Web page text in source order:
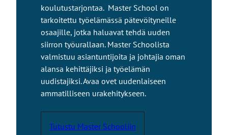
koulutustarjontaa. Master School on
tarkoitettu työelämässä pätevöityneille
osaajille, jotka haluavat tehdä uuden
siirron työurallaan. Master Schoolista
valmistuu asiantuntijoita ja johtajia oman
alansa kehittäjiksi ja työelämän
uudistajiksi. Avaa ovet uudenlaiseen
ammatilliseen urakehitykseen.
Tutustu Master Schooliin